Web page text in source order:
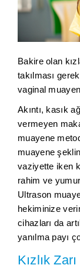
Bakire olan
takılması
vaginal
Akıntı, kasık
vermeyen
muayene
muayene
vaziyette iken
rahim ve
Ultrason
hekiminize
cihazları da
yanılma payı
Kızlık